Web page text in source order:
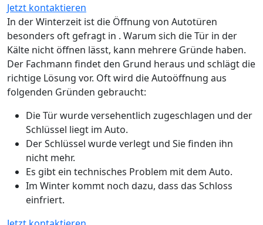
Jetzt kontaktieren
In der Winterzeit ist die Öffnung von Autotüren
besonders oft gefragt in . Warum sich die Tür in der
Kälte nicht öffnen lässt, kann mehrere Gründe haben.
Der Fachmann findet den Grund heraus und schlägt die
richtige Lösung vor. Oft wird die Autoöffnung aus
folgenden Gründen gebraucht:
Die Tür wurde versehentlich zugeschlagen und der
Schlüssel liegt im Auto.
Der Schlüssel wurde verlegt und Sie finden ihn
nicht mehr.
Es gibt ein technisches Problem mit dem Auto.
Im Winter kommt noch dazu, dass das Schloss
einfriert.